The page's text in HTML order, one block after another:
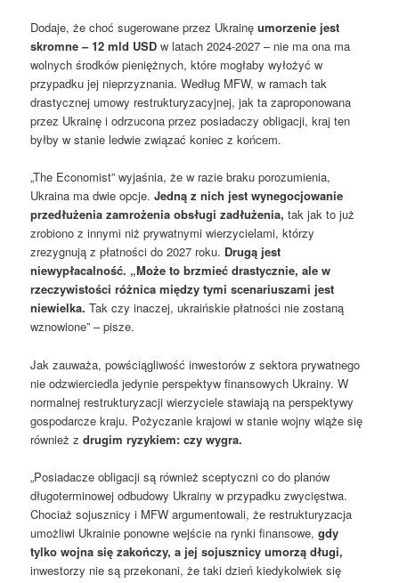
Dodaje, że choć sugerowane przez Ukrainęumorzenie jest
skromne – 12 mld USDw latach 2024-2027 – nie ma ona ma
wolnych środków pieniężnych, które mogłaby wyłożyć w
przypadku jej nieprzyznania. Według MFW, w ramach tak
drastycznej umowy restrukturyzacyjnej, jak ta zaproponowana
przez Ukrainę i odrzucona przez posiadaczy obligacji, kraj ten
byłby w stanie ledwie związać koniec z końcem.
„The Economist” wyjaśnia, że w razie braku porozumienia,
Ukraina ma dwie opcje.Jedną z nich jest wynegocjowanie
przedłużenia zamrożenia obsługi zadłużenia, tak jak to już
zrobiono z innymi niż prywatnymi wierzycielami, którzy
zrezygnują z płatności do 2027 roku. Drugą jest
niewypłacalność. „Może to brzmieć drastycznie, ale w
rzeczywistości różnica między tymi scenariuszami jest
niewielka. Tak czy inaczej, ukraińskie płatności nie zostaną
wznowione” – pisze.
Jak zauważa, powściągliwość inwestorów z sektora prywatnego
nie odzwierciedla jedynie perspektyw finansowych Ukrainy. W
normalnej restrukturyzacji wierzyciele stawiają na perspektywy
gospodarcze kraju. Pożyczanie krajowi w stanie wojny wiąże się
również zdrugim ryzykiem: czy wygra.
„Posiadacze obligacji są również sceptyczni co do planów
długoterminowej odbudowy Ukrainy w przypadku zwycięstwa.
Chociaż sojusznicy i MFW argumentowali, że restrukturyzacja
umożliwi Ukrainie ponowne wejście na rynki finansowe, gdy
tylko wojna się zakończy, a jej sojusznicy umorzą długi,
inwestorzy nie są przekonani, że taki dzień kiedykolwiek się